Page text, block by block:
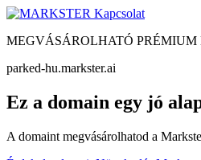
Kapcsolat
MEGVÁSÁROLHATÓ
parked-hu.markster.ai
Ez a domain egy jó
A domaint megvásárolhatod a